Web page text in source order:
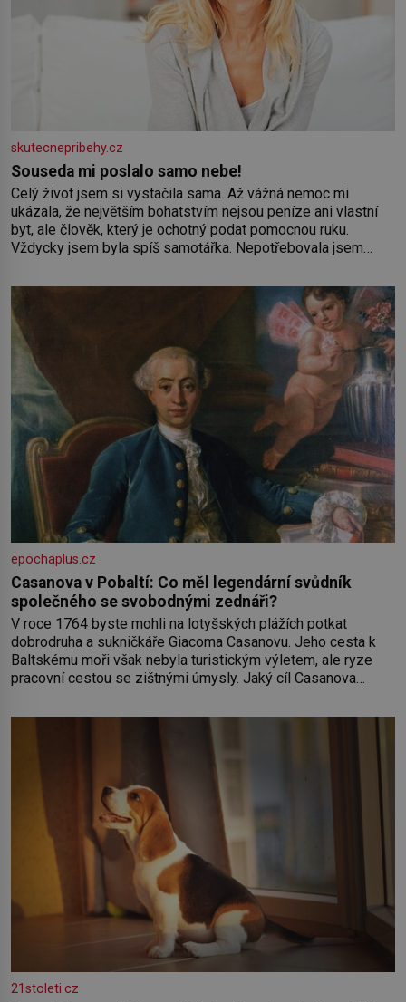
skutecnepribehy.cz
Souseda mi poslalo samo nebe!
Celý život jsem si vystačila sama. Až vážná nemoc mi
ukázala, že největším bohatstvím nejsou peníze ani vlastní
byt, ale člověk, který je ochotný podat pomocnou ruku.
Vždycky jsem byla spíš samotářka. Nepotřebovala jsem
práce a hlavně klid. Hned po studiích jsem odešla z rodného
epochaplus.cz
Casanova v Pobaltí: Co měl legendární svůdník
společného se svobodnými zednáři?
V roce 1764 byste mohli na lotyšských plážích potkat
dobrodruha a sukničkáře Giacoma Casanovu. Jeho cesta k
Baltskému moři však nebyla turistickým výletem, ale ryze
pracovní cestou se zištnými úmysly. Jaký cíl Casanova
Rigy? Casanova v Pobaltí kontaktoval tamní zednářské lóže.
Nebyl v této oblasti žádným nováčkem, protože do
21stoleti.cz